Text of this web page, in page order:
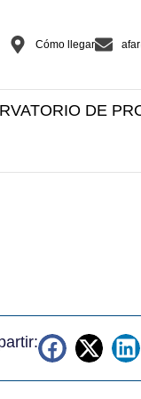
Cómo llegar
DE